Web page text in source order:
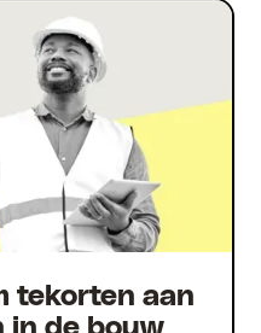
tekorten aan